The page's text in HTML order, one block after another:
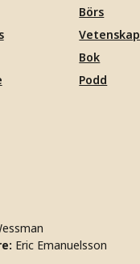
Börs
Vetenskap
Bok
Podd
Eric Emanuelsson